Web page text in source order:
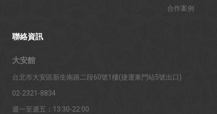
合作案例
聯絡資訊
大安館
台北市大安區新生南路二段60號1樓(捷運東門站5號出口)
02-2321-8834
週一至週五：13:30-22:00